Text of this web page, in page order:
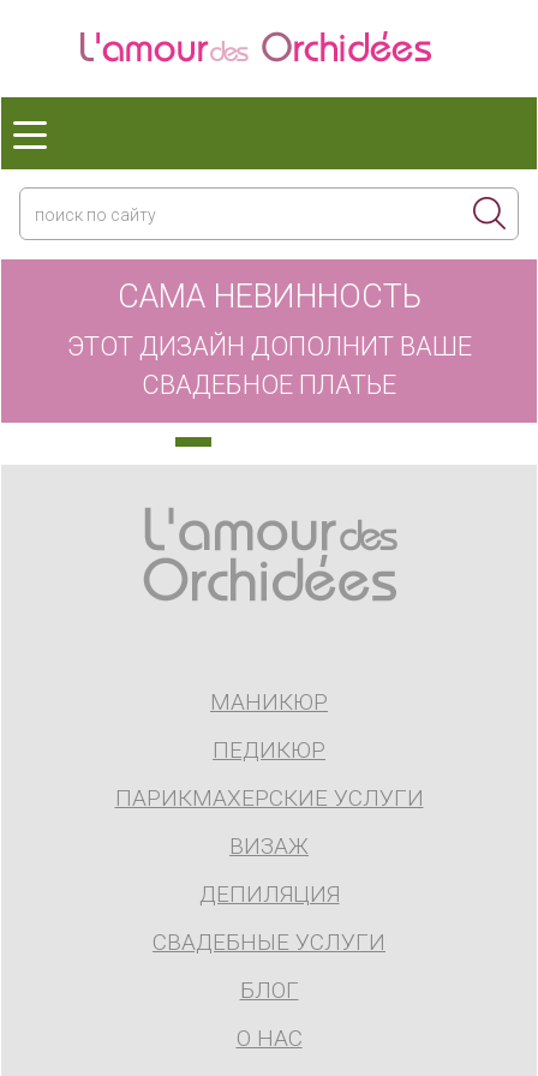
САМА НЕВИННОСТЬ
ЭТОТ ДИЗАЙН ДОПОЛНИТ ВАШЕ
СВАДЕБНОЕ ПЛАТЬЕ
МАНИКЮР
ПЕДИКЮР
ПАРИКМАХЕРСКИЕ УСЛУГИ
ВИЗАЖ
ДЕПИЛЯЦИЯ
СВАДЕБНЫЕ УСЛУГИ
БЛОГ
О НАС